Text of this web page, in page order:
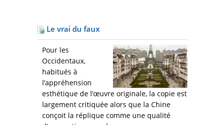
Le vrai du faux
Pour les
Occidentaux,
habitués à
l’appréhension
esthétique de l’œuvre originale, la copie est
largement critiquée alors que la Chine
conçoit la réplique comme une qualité